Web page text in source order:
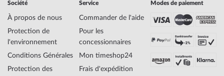
Marque
Festina
SKU
mid-26513
Poids de l'article
0.08
Société
À propos de nous
Protection de
l'environnement
Conditions Générales
Protection des
Service
Commander de l'aide
Pour les
concessionnaires
Mon timeshop24
Frais d'expédition
Modes de paiement